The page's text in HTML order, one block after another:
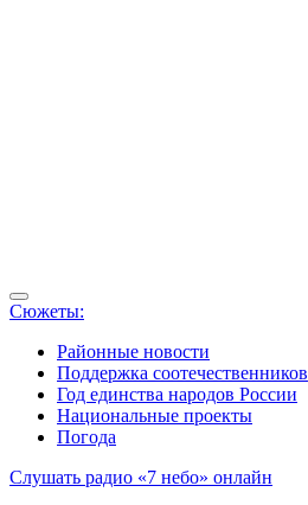
Сюжеты:
Районные новости
Поддержка соотечественников
Год единства народов России
Национальные проекты
Погода
Слушать радио «7 небо» онлайн